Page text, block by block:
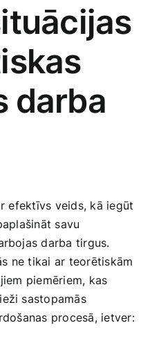
darba
efektīvs veids, kā iegūt
savu
darba tirgus.
ne tikai ar teorētiskām⁤
piemēriem, ‍kas⁢
sastopamās
procesā, ietver: